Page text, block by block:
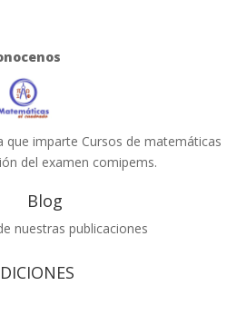
que imparte Cursos de matemáticas
del examen comipems.
Blog
nuestras publicaciones